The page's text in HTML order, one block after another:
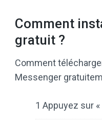
Comment
gratuit ?
Comment
Messenger
1 Appuyez sur «